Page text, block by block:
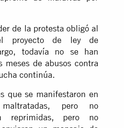
de la protesta obligó al
proyecto de ley de
todavía no se han
meses de abusos contra
continúa.
que se manifestaron en
pero no
reprimidas, pero no